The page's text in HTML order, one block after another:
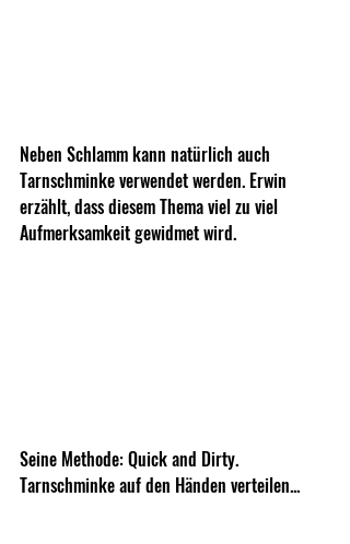
Neben Schlamm kann natürlich auch
Tarnschminke verwendet werden. Erwin
erzählt, dass diesem Thema viel zu viel
Aufmerksamkeit gewidmet wird.
Seine Methode: Quick and Dirty.
Tarnschminke auf den Händen verteilen...